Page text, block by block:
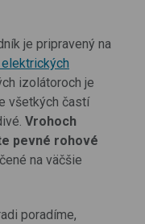
je pripravený na
izolátoroch je
všetkých častí
Vrohoch
pevné rohové
na väčšie
poradíme,